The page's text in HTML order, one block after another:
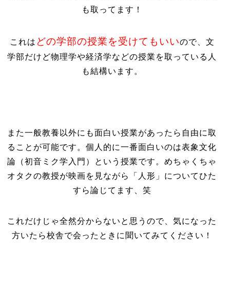
も取ってます！
これは どの学部の授業を受けてもいいので、文
学部だけど物理学や経済学などの授業を取っている人
も結構います。
また一般教養以外にも面白い授業があったら自由に取
ることが可能です。個人的に一番面白いのは表象文化
論（初音ミク学入門）という授業です。めちゃくちゃ
オタクの教授が映画を見ながら「人形」についてひた
すら論じてます、笑
これだけじゃ全然分からないと思うので、気になった
方いたら校舎で会ったときに聞いてみてください！